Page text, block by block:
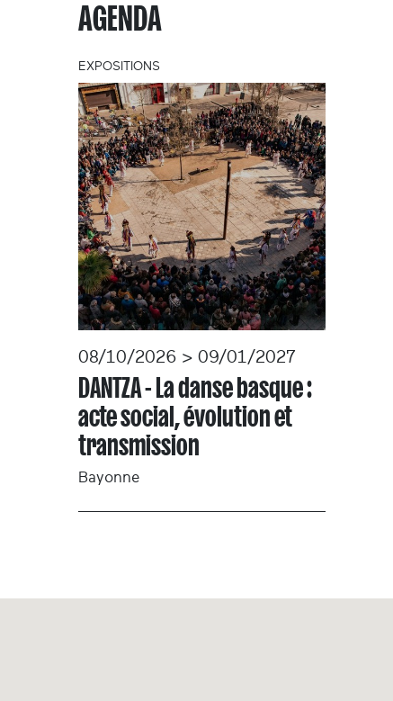
AGENDA
EXPOSITIONS
08/10/2026 > 09/01/2027
DANTZA - La danse basque :
acte social, évolution et
transmission
Bayonne